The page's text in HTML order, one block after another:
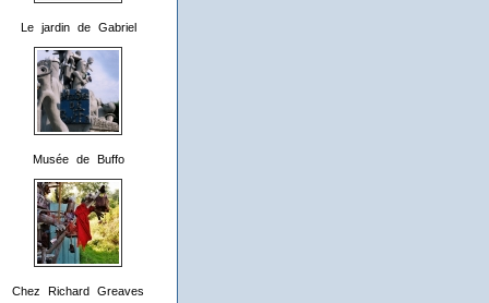
Le jardin de Gabriel
Musée de Buffo
Chez Richard Greaves